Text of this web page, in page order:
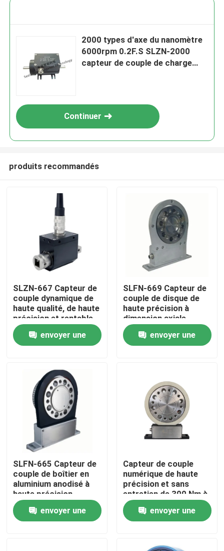
À la maison
Produits
À propos de nous
Contrôle qualité
Contactez-nous
Nouvelles
Les affaires
Dynamomètre de couple
2000 types d'axe du nanomètre
6000rpm 0.2F.S SLZN-2000
capteur de couple de charge
Continuer
produits recommandés
SLZN-667 Capteur de
couple dynamique de
haute qualité, de haute
précision et rentable
envoyer une
SLFN-669 Capteur de
couple de disque de
haute précision à
dimension axiale
courte
envoyer une
SLFN-665 Capteur de
couple de boîtier en
aluminium anodisé à
haute précision
envoyer une
Capteur de couple
numérique de haute
précision et sans
entretien de 300 Nm à
10000 tr/min
envoyer une